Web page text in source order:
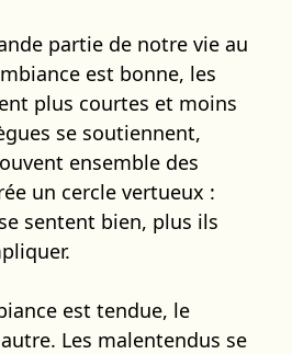
partie de notre vie au
est bonne, les
plus courtes et moins
se soutiennent,
ensemble des
un cercle vertueux :
sentent bien, plus ils
est tendue, le
Les malentendus se